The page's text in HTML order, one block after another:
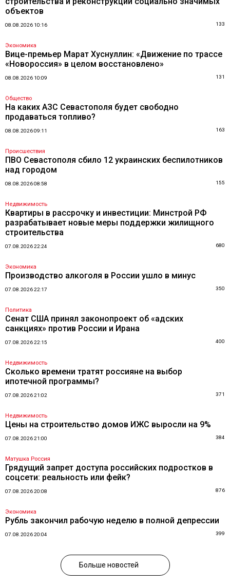
объектов
08.08.2026 10:16 133
Экономика
Вице-премьер Марат Хуснуллин: «Движение по трассе
«Новороссия» в целом восстановлено»
08.08.2026 10:09 131
Общество
На каких АЗС Севастополя будет свободно
продаваться топливо?
08.08.2026 09:11 163
Происшествия
ПВО Севастополя сбило 12 украинских беспилотников
над городом
08.08.2026 08:58 155
Недвижимость
Квартиры в рассрочку и инвестиции: Минстрой РФ
разрабатывает новые меры поддержки жилищного
строительства
07.08.2026 22:24 680
Экономика
Производство алкоголя в России ушло в минус
07.08.2026 22:17 350
Политика
Сенат США принял законопроект об «адских
санкциях» против России и Ирана
07.08.2026 22:15 400
Недвижимость
Сколько времени тратят россияне на выбор
ипотечной программы?
07.08.2026 21:02 371
Недвижимость
Цены на строительство домов ИЖС выросли на 9%
07.08.2026 21:00 384
Матушка Россия
Грядущий запрет доступа российских подростков в
соцсети: реальность или фейк?
07.08.2026 20:08 876
Экономика
Рубль закончил рабочую неделю в полной депрессии
07.08.2026 20:04 399
Больше новостей